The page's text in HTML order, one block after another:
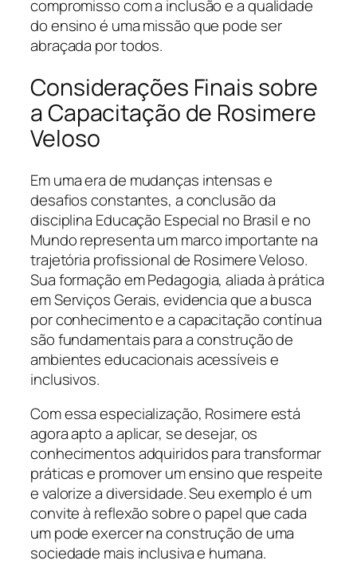
compromisso com a inclusão e a qualidade
do ensino é uma missão que pode ser
abraçada por todos.
Considerações Finais sobre
a Capacitação de Rosimere
Veloso
Em uma era de mudanças intensas e
desafios constantes, a conclusão da
disciplina Educação Especial no Brasil e no
Mundo representa um marco importante na
trajetória profissional de Rosimere Veloso.
Sua formação em Pedagogia, aliada à prática
em Serviços Gerais, evidencia que a busca
por conhecimento e a capacitação contínua
são fundamentais para a construção de
ambientes educacionais acessíveis e
inclusivos.
Com essa especialização, Rosimere está
agora apto a aplicar, se desejar, os
conhecimentos adquiridos para transformar
práticas e promover um ensino que respeite
e valorize a diversidade. Seu exemplo é um
convite à reflexão sobre o papel que cada
um pode exercer na construção de uma
sociedade mais inclusiva e humana.